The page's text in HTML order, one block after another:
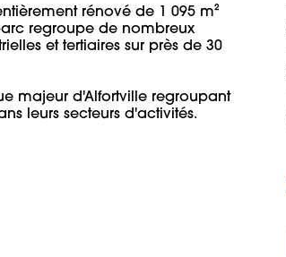
rénové de 1 095 m²
regroupe de nombreux
et tertiaires sur près de 30
majeur d'Alfortville regroupant
leurs secteurs d'activités.